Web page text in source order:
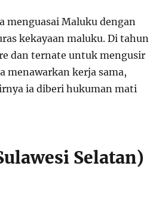
menguasai Maluku dengan
kekayaan maluku. Di tahun
dan ternate untuk mengusir
menawarkan kerja sama,
ia diberi hukuman mati
Selatan)